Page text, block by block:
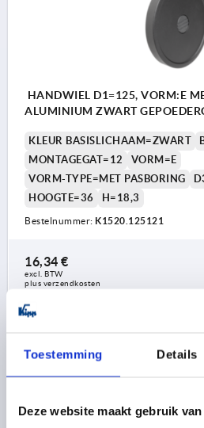
Toestemming Details
Deze website maakt gebruik
HANDWIEL D1=125, VORM:E
ALUMINIUM ZWART
KLEUR BASISLICHAAM=ZWART
MONTAGEGAT=12
VORM=E
VORM-TYPE=MET PASBORING
HOOGTE=36
H=18,3
Bestelnummer: K1520.125121
16,34 €
excl. BTW
plus verzendkosten